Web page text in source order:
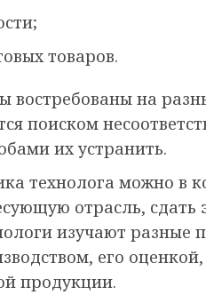
товаров.
востребованы на
поиском
их устранить.
технолога можно в
отрасль, сдать
изучают разные
его
продукции.